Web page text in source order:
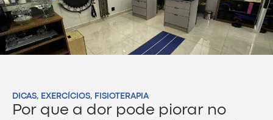
DICAS, EXERCÍCIOS, FISIOTERAPIA
Por que a dor pode piorar no